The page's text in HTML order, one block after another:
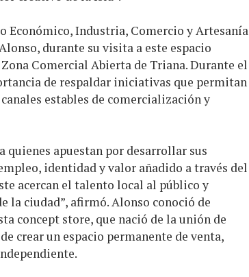
Económico, Industria, Comercio y Artesanía
durante su visita a este espacio
Comercial Abierta de Triana. Durante el
de respaldar iniciativas que permitan
estables de comercialización y
quienes apuestan por desarrollar sus
identidad y valor añadido a través del
acercan el talento local al público y
la ciudad”, afirmó. Alonso conoció de
concept store, que nació de la unión de
crear un espacio permanente de venta,